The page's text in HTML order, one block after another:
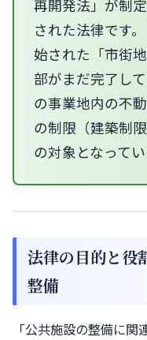
再開発法」が制
された法律です
始された「市街
部がまだ完了し
の事業地内の不
の制限（建築制
の対象となってい
法律の目的と役
整備
「公共施設の整備に